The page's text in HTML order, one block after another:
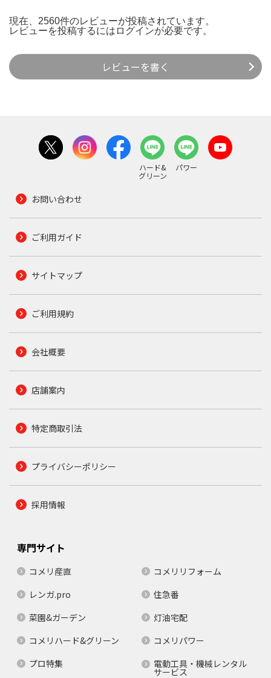
現在、2560件のレビューが投稿されています。
レビューを投稿するには ログインが必要です。
レビューを書く
ハード&
グリーン
パワー
お問い合わせ
ご利用ガイド
サイトマップ
ご利用規約
会社概要
店舗案内
特定商取引法
プライバシーポリシー
採用情報
専門サイト
コメリ産直
コメリリフォーム
レンガ.pro
住急番
菜園&ガーデン
灯油宅配
コメリハード&グリーン
コメリパワー
プロ特集
電動工具・機械レンタル
サービス